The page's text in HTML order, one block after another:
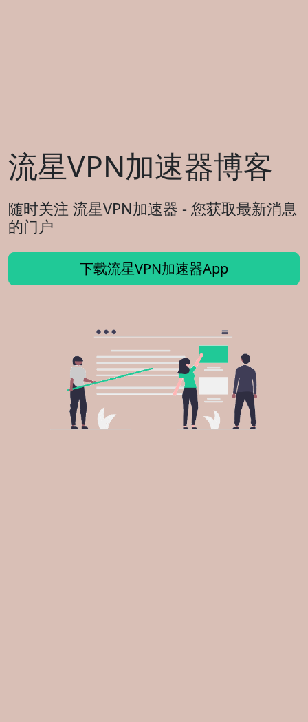
流星VPN加速器博客
随时关注 流星VPN加速器 - 您获取最新消息
的门户
下载流星VPN加速器App